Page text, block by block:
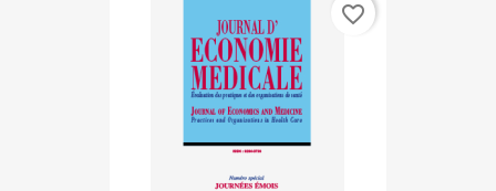
favorite_border